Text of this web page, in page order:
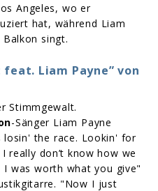
Angeles, wo er
hat, während Liam
singt.
Liam Payne” von
Stimmgewalt.
-Sänger Liam Payne
losin' the race. Lookin' for
really don’t know how we
was worth what you give"
"Now I just